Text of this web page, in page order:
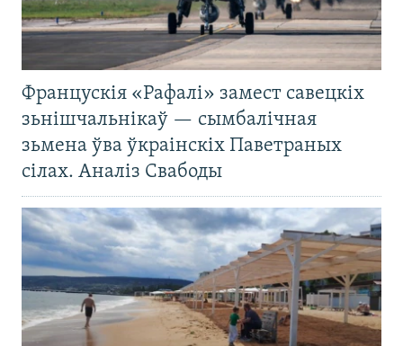
Францускія «Рафалі» замест савецкіх
зьнішчальнікаў — сымбалічная
зьмена ўва ўкраінскіх Паветраных
сілах. Аналіз Свабоды